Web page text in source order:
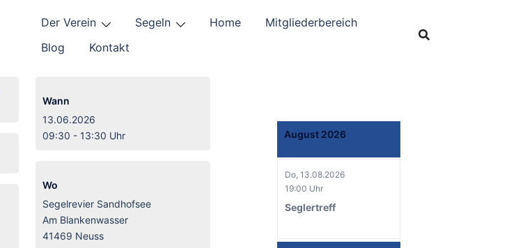
Der Verein Segeln Home
Mitgliederbereich
Blog
Kontakt
Wann
13.06.2026
09:30 - 13:30 Uhr
Wo
Segelrevier Sandhofsee
Am Blankenwasser
41469 Neuss
August 2026
Do, 13.08.2026
19:00 Uhr
Seglertreff